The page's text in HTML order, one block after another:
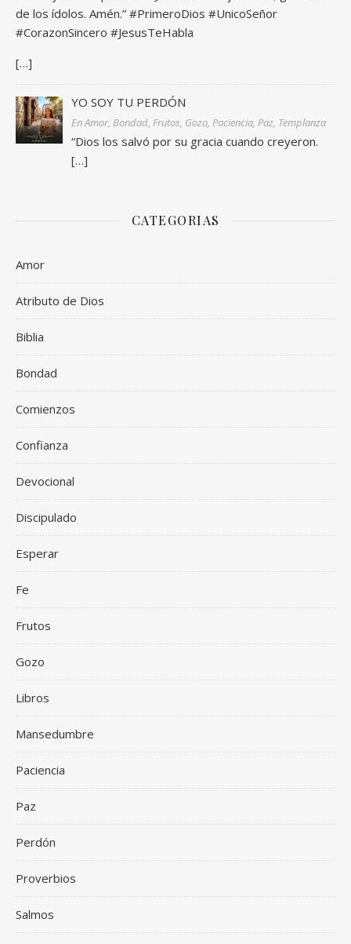
de los ídolos. Amén.” #PrimeroDios #UnicoSeñor
#CorazonSincero #JesusTeHabla
[…]
YO SOY TU PERDÓN
En Amor, Bondad, Frutos, Gozo, Paciencia, Paz, Templanza
“Dios los salvó por su gracia cuando creyeron.
[…]
CATEGORIAS
Amor
Atributo de Dios
Biblia
Bondad
Comienzos
Confianza
Devocional
Discipulado
Esperar
Fe
Frutos
Gozo
Libros
Mansedumbre
Paciencia
Paz
Perdón
Proverbios
Salmos